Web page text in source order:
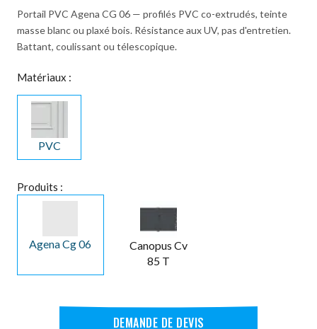
Portail PVC Agena CG 06 — profilés PVC co-extrudés, teinte
masse blanc ou plaxé bois. Résistance aux UV, pas d'entretien.
Battant, coulissant ou télescopique.
Matériaux :
PVC
Produits :
Agena Cg 06
Canopus Cv
85 T
DEMANDE DE DEVIS